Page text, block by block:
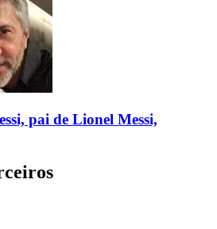
pai de Lionel Messi,